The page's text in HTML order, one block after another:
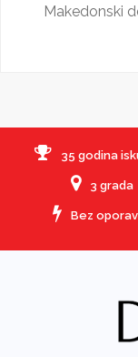
Makedonski
35 godina
3 grada
Bez